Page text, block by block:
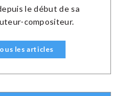
le début de sa
compositeur.
les articles